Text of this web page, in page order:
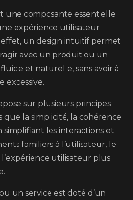
une composante essentielle
expérience utilisateur
un design intuitif permet
avec un produit ou un
et naturelle, sans avoir à
excessive.
sur plusieurs principes
la simplicité, la cohérence
simplifiant les interactions et
familiers à l’utilisateur, le
utilisateur plus
un service est doté d’un